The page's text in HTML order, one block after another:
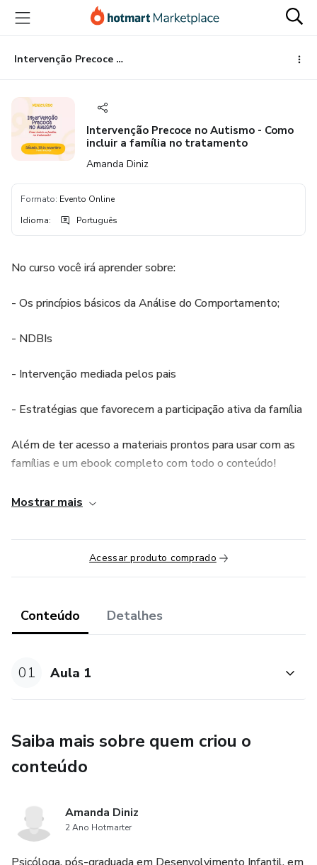
para
conteúdo
principal
para
pagamento
para
rodapé
Intervenção Precoce no Autismo - Como incluir a família no tratamento
Intervenção Precoce no Autismo - Como
incluir a família no tratamento
Amanda Diniz
Formato: Evento Online
Idioma: Português
No curso você irá aprender sobre:
- Os princípios básicos da Análise do Comportamento;
- NDBIs
- Intervenção mediada pelos pais
- Estratégias que favorecem a participação ativa da família
Além de ter acesso a materiais prontos para usar com as
famílias e um ebook completo com todo o conteúdo!
Mostrar mais
Acessar produto comprado
Conteúdo Detalhes
01 Aula 1
Saiba mais sobre quem criou o
conteúdo
Amanda Diniz
2 Ano Hotmarter